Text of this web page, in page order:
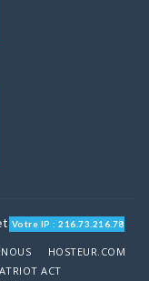
Votre IP : 216.73.216.78
HOSTEUR.COM
ACT